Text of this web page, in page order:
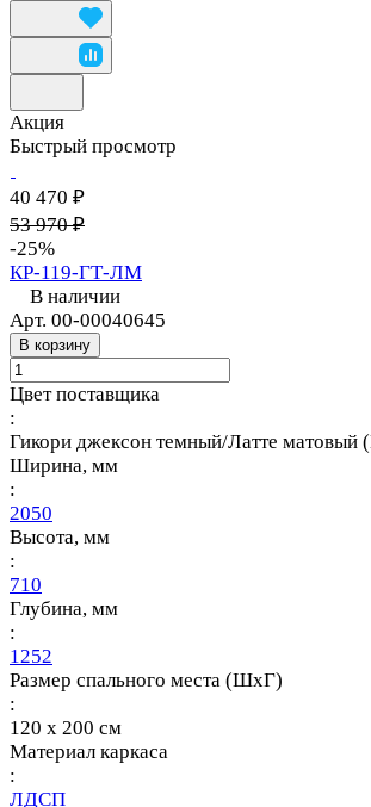
Акция
Быстрый просмотр
40 470 ₽
53 970 ₽
-25%
КР-119-ГТ-ЛМ
В наличии
Арт. 00-00040645
В корзину
Цвет поставщика
:
Гикори джексон темный/Латте
Ширина, мм
:
2050
Высота, мм
:
710
Глубина, мм
:
1252
Размер спального места (ШхГ)
:
120 х 200 см
Материал каркаса
:
ЛДСП